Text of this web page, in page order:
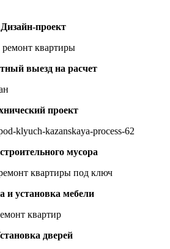
Дизайн-проект
выезд на расчет
проект
мусора
и установка мебели
дверей